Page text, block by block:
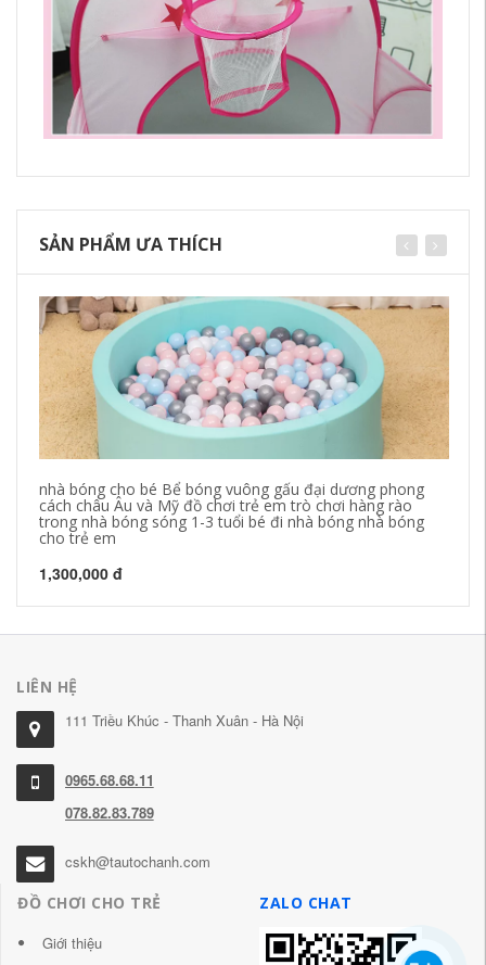
SẢN PHẨM ƯA THÍCH
nhà bóng cho bé Bể bóng vuông gấu đại dương phong
cách châu Âu và Mỹ đồ chơi trẻ em trò chơi hàng rào
trong nhà bóng sóng 1-3 tuổi bé đi nhà bóng nhà bóng
cho trẻ em
1,300,000 đ
LIÊN HỆ
111 Triều Khúc - Thanh Xuân - Hà Nội
0965.68.68.11
078.82.83.789
cskh@tautochanh.com
ĐỒ CHƠI CHO TRẺ
Giới thiệu
ZALO CHAT